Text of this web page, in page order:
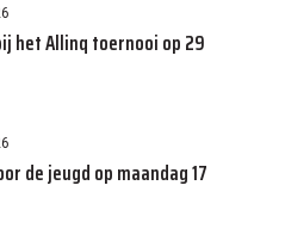
het Allinq toernooi op 29
de jeugd op maandag 17